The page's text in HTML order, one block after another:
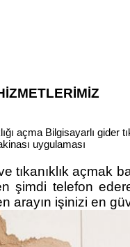
açma Bilgisayarlı gider
uygulaması
tıkanıklık açmak
şimdi telefon
işinizi en